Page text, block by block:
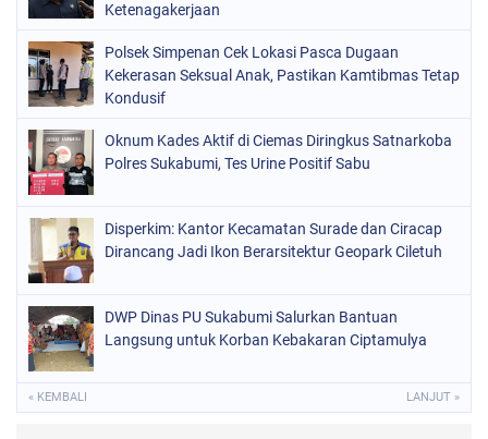
Ketenagakerjaan
Polsek Simpenan Cek Lokasi Pasca Dugaan
Kekerasan Seksual Anak, Pastikan Kamtibmas Tetap
Kondusif
Oknum Kades Aktif di Ciemas Diringkus Satnarkoba
Polres Sukabumi, Tes Urine Positif Sabu
Disperkim: Kantor Kecamatan Surade dan Ciracap
Dirancang Jadi Ikon Berarsitektur Geopark Ciletuh
DWP Dinas PU Sukabumi Salurkan Bantuan
Langsung untuk Korban Kebakaran Ciptamulya
« KEMBALI LANJUT »